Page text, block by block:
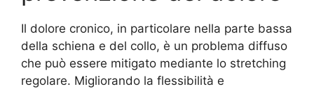
Il dolore cronico, in particolare nella parte bassa
della schiena e del collo, è un problema diffuso
che può essere mitigato mediante lo stretching
regolare. Migliorando la flessibilità e